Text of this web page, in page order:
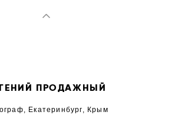
ПРОДАЖНЫЙ
Екатеринбург, Крым